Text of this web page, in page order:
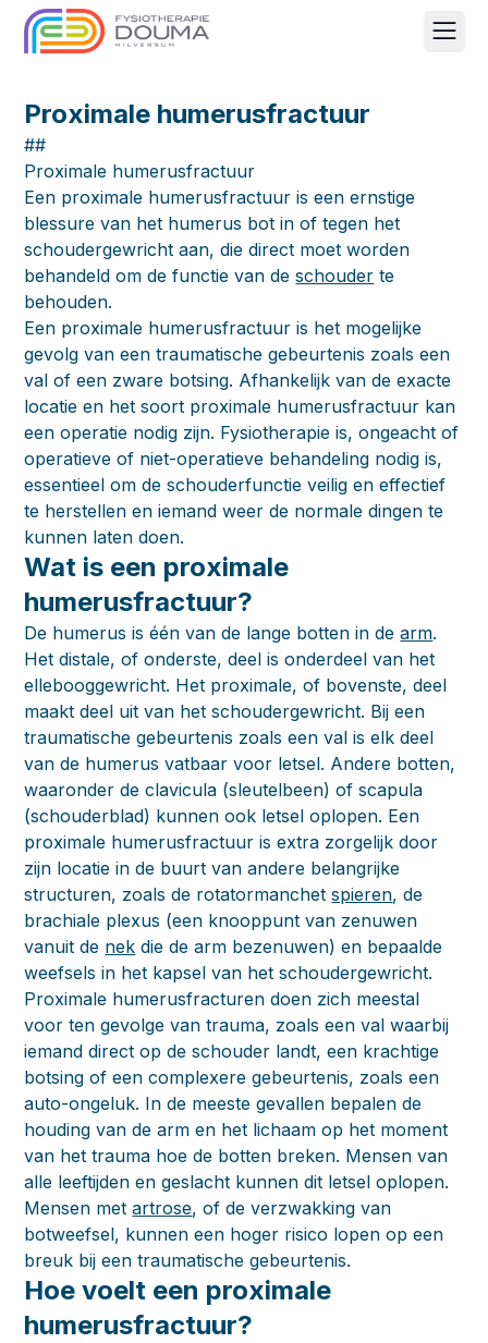
Proximale humerusfractuur
##
Proximale humerusfractuur
Een proximale humerusfractuur is een ernstige
blessure van het humerus bot in of tegen het
schoudergewricht aan, die direct moet worden
behandeld om de functie van deschouder te
behouden.
Een proximale humerusfractuur is het mogelijke
gevolg van een traumatische gebeurtenis zoals een
val of een zware botsing. Afhankelijk van de exacte
locatie en het soort proximale humerusfractuur kan
een operatie nodig zijn. Fysiotherapie is, ongeacht of
operatieve of niet-operatieve behandeling nodig is,
essentieel om de schouderfunctie veilig en effectief
te herstellen en iemand weer de normale dingen te
kunnen laten doen.
Wat is een proximale
humerusfractuur?
De humerus is één van de lange botten in dearm.
Het distale, of onderste, deel is onderdeel van het
ellebooggewricht. Het proximale, of bovenste, deel
maakt deel uit van het schoudergewricht. Bij een
traumatische gebeurtenis zoals een val is elk deel
van de humerus vatbaar voor letsel. Andere botten,
waaronder de clavicula (sleutelbeen) of scapula
(schouderblad) kunnen ook letsel oplopen. Een
proximale humerusfractuur is extra zorgelijk door
zijn locatie in de buurt van andere belangrijke
structuren, zoals de rotatormanchetspieren, de
brachiale plexus (een knooppunt van zenuwen
vanuit de nek die de arm bezenuwen) en bepaalde
weefsels in het kapsel van het schoudergewricht.
Proximale humerusfracturen doen zich meestal
voor ten gevolge van trauma, zoals een val waarbij
iemand direct op de schouder landt, een krachtige
botsing of een complexere gebeurtenis, zoals een
auto-ongeluk. In de meeste gevallen bepalen de
houding van de arm en het lichaam op het moment
van het trauma hoe de botten breken. Mensen van
alle leeftijden en geslacht kunnen dit letsel oplopen.
Mensen metartrose, of de verzwakking van
botweefsel, kunnen een hoger risico lopen op een
breuk bij een traumatische gebeurtenis.
Hoe voelt een proximale
humerusfractuur?